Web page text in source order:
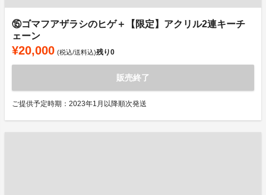
⑮ゴマフアザラシのヒゲ＋【限定】アクリル2連キーチ
ェーン
¥20,000 (税込/送料込)残り0
販売終了
ご提供予定時期：2023年1月以降順次発送